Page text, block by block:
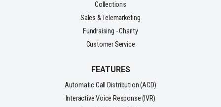
Collections
Sales & Telemarketing
Fundraising - Charity
Customer Service
FEATURES
Automatic Call Distribution (ACD)
Interactive Voice Response (IVR)